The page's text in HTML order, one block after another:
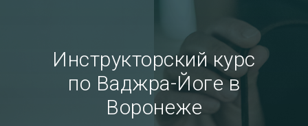
Инструкторский курс
по Ваджра-Йоге в
Воронеже